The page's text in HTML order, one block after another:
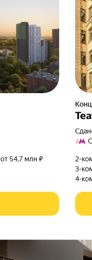
от 54,7 млн ₽
Сдан
2-
3-
4-